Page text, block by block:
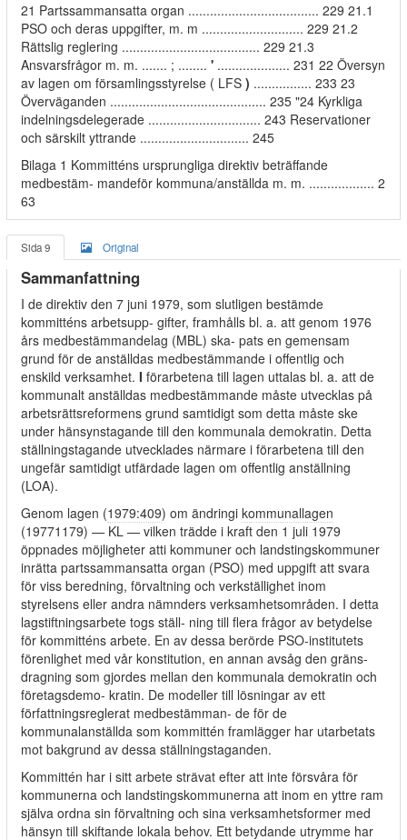
21 Partssammansatta organ .................................... 229 21.1
PSO och deras uppgifter, m. m ............................ 229 21.2
Rättslig reglering ...................................... 229 21.3
Ansvarsfrågor m. m. ....... ; ........ ' .................... 231 22 Översyn
av lagen om församlingsstyrelse ( LFS ) ................ 233 23
Överväganden ........................................... 235 "24 Kyrkliga
indelningsdelegerade ............................... 243 Reservationer
och särskilt yttrande .............................. 245
Bilaga 1 Kommitténs ursprungliga direktiv beträffande
medbestäm- mandeför kommuna/anställda m. m. .................. 2
63
Sida 9 Original
Sammanfattning
I de direktiv den 7 juni 1979, som slutligen bestämde
kommitténs arbetsupp- gifter, framhålls bl. a. att genom 1976
års medbestämmandelag (MBL) ska- pats en gemensam
grund för de anställdas medbestämmande i offentlig och
enskild verksamhet. I förarbetena till lagen uttalas bl. a. att de
kommunalt anställdas medbestämmande måste utvecklas på
arbetsrättsreformens grund samtidigt som detta måste ske
under hänsynstagande till den kommunala demokratin. Detta
ställningstagande utvecklades närmare i förarbetena till den
ungefär samtidigt utfärdade lagen om offentlig anställning
(LOA).
Genom lagen (1979:409) om ändringi kommunallagen
(19771179) — KL — vilken trädde i kraft den 1 juli 1979
öppnades möjligheter atti kommuner och landstingskommuner
inrätta partssammansatta organ (PSO) med uppgift att svara
för viss beredning, förvaltning och verkställighet inom
styrelsens eller andra nämnders verksamhetsområden. I detta
lagstiftningsarbete togs ställ- ning till flera frågor av betydelse
för kommitténs arbete. En av dessa berörde PSO-institutets
förenlighet med vår konstitution, en annan avsåg den gräns-
dragning som gjordes mellan den kommunala demokratin och
företagsdemo- kratin. De modeller till lösningar av ett
författningsreglerat medbestämman- de för de
kommunalanställda som kommittén framlägger har utarbetats
mot bakgrund av dessa ställningstaganden.
Kommittén har i sitt arbete strävat efter att inte försvåra för
kommunerna och landstingskommunerna att inom en yttre ram
själva ordna sin förvaltning och sina verksamhetsformer med
hänsyn till skiftande lokala behov. Ett betydande utrymme har